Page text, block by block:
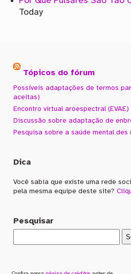
Today
Tópicos do fórum
Possíveis adaptações de termos
aceitas)
Encontro virtual aroespectral (EVAE)
Discussão sobre adaptação de
Pesquisa sobre a saúde mental des
Dica
Você sabia que existe uma rede
pela mesma equipe deste site?
Pesquisar